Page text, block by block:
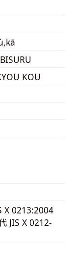
KOU
X 0213:2004
JIS X 0212-